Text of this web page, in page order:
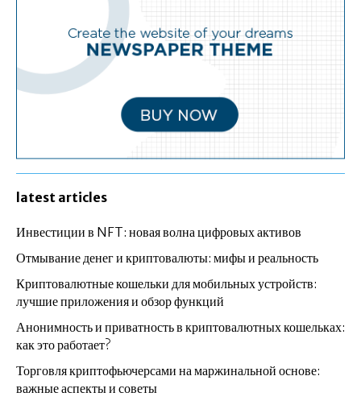
latest articles
Инвестиции в NFT: новая волна цифровых активов
Отмывание денег и криптовалюты: мифы и реальность
Криптовалютные кошельки для мобильных устройств:
лучшие приложения и обзор функций
Анонимность и приватность в криптовалютных кошельках:
как это работает?
Торговля криптофьючерсами на маржинальной основе:
важные аспекты и советы